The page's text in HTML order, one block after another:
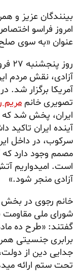
بینندگان عزیز و
امروز فراسو
عنوان «به سوی صلح
آزادی، نقش مردم
آمریکا برگزار شد.
تصویری خانم مریم
ایران، پخش شد که
آینده ایران
سرکوب، در داخل
مصمم وجود دارد که
است. امیدواریم
آزادی منجر شود.»
خانم رجوی در بخش
شورای ملی مقاومت
گفتند: «طرح ده
برابری جنسیتی
جدایی دین از
تحت ستم ارائه